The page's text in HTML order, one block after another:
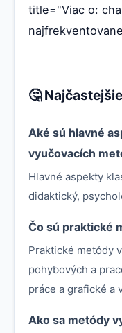
title="Viac o:
🤔
Aké sú hlavné
vyučovacích
Hlavné aspekty
didaktický,
Čo sú praktické
Praktické metódy
pohybových a
práce a grafické a
Ako sa metódy